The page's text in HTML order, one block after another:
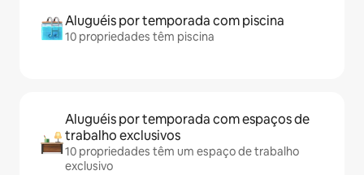
Aluguéis por temporada com piscina
10 propriedades têm piscina
Aluguéis por temporada com espaços de
trabalho exclusivos
10 propriedades têm um espaço de trabalho
exclusivo